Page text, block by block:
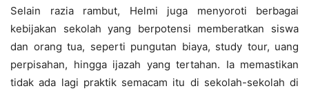
Selain razia rambut, Helmi juga menyoroti berbagai
kebijakan sekolah yang berpotensi memberatkan siswa
dan orang tua, seperti pungutan biaya, study tour, uang
perpisahan, hingga ijazah yang tertahan. Ia memastikan
tidak ada lagi praktik semacam itu di sekolah-sekolah di